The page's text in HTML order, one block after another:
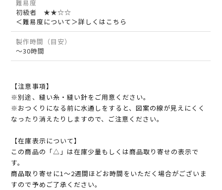
難易度
初級者 ★★☆☆
＜難易度について＞詳しくはこちら
製作時間（目安）
～30時間
【注意事項】
※別途、縫い糸・縫い針をご用意ください。
※おつくりになる前に水通しをすると、図案の線が見えにくく
なったり消えたりしますので、ご注意ください。
【在庫表示について】
この商品の「△」は在庫少量もしくは商品取り寄せの表示で
す。
商品取り寄せに1～2週間ほどお時間をいただく場合がございま
すので予めご了承ください。